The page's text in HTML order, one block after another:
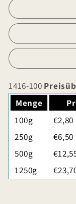
1416-100
Menge
100g
€2,80
250g
€6,50
500g
1250g